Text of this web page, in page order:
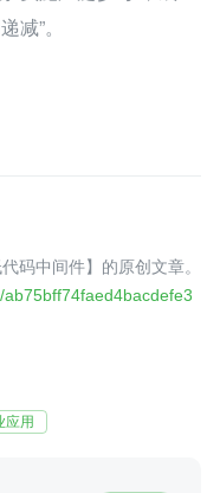
减”。
码中间件】的原创文章。
应用